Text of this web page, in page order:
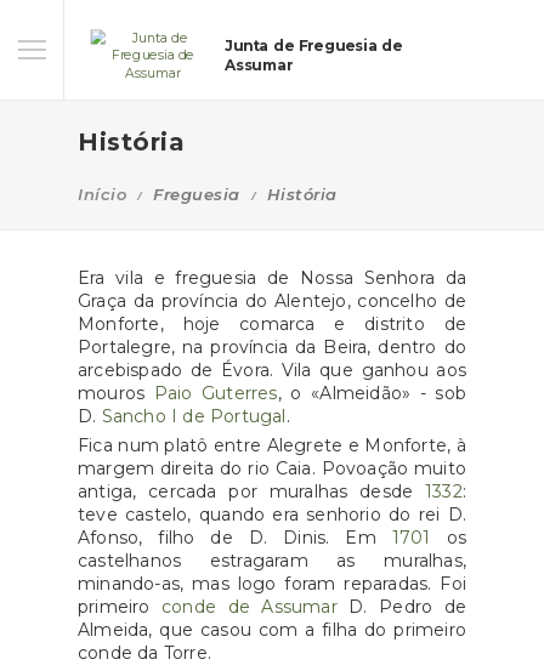
Junta de Freguesia de
Assumar
História
Início Freguesia História
Era vila e freguesia de Nossa Senhora da
Graça da província do Alentejo, concelho de
Monforte, hoje comarca e distrito de
Portalegre, na província da Beira, dentro do
arcebispado de Évora. Vila que ganhou aos
mouros Paio Guterres, o «Almeidão» - sob
D. Sancho I de Portugal.
Fica num platô entre Alegrete e Monforte, à
margem direita do rio Caia. Povoação muito
antiga, cercada por muralhas desde 1332:
teve castelo, quando era senhorio do rei D.
Afonso, filho de D. Dinis. Em 1701
os
castelhanos estragaram as muralhas,
minando-as, mas logo foram reparadas. Foi
primeiro conde de AssumarD. Pedro de
Almeida, que casou com a filha do primeiro
conde da Torre.